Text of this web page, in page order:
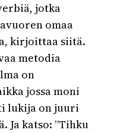
jotka
omaa
kirjoittaa siitä.
metodia
on
jossa moni
lukija on juuri
Ja katso: ”Tihku